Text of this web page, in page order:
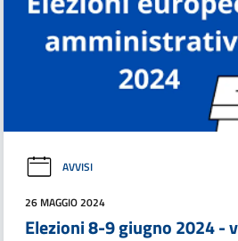
AVVISI
26 MAGGIO 2024
Elezioni 8-9 giugno 2024 -